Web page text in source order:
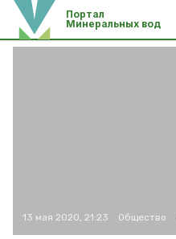
Портал
Минеральных вод
13 мая 2020, 21:23 Общество